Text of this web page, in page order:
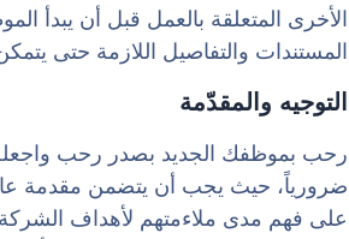
الأخرى المتعلقة بالعمل قبل أن يبدأ
المستندات والتفاصيل اللازمة حتى
التوجيه والمقدّمة
رحب بموظفك الجديد بصدر رحب واجعله
ضرورياً، حيث يجب أن يتضمن مقدمة
على فهم مدى ملاءمتهم لأهداف